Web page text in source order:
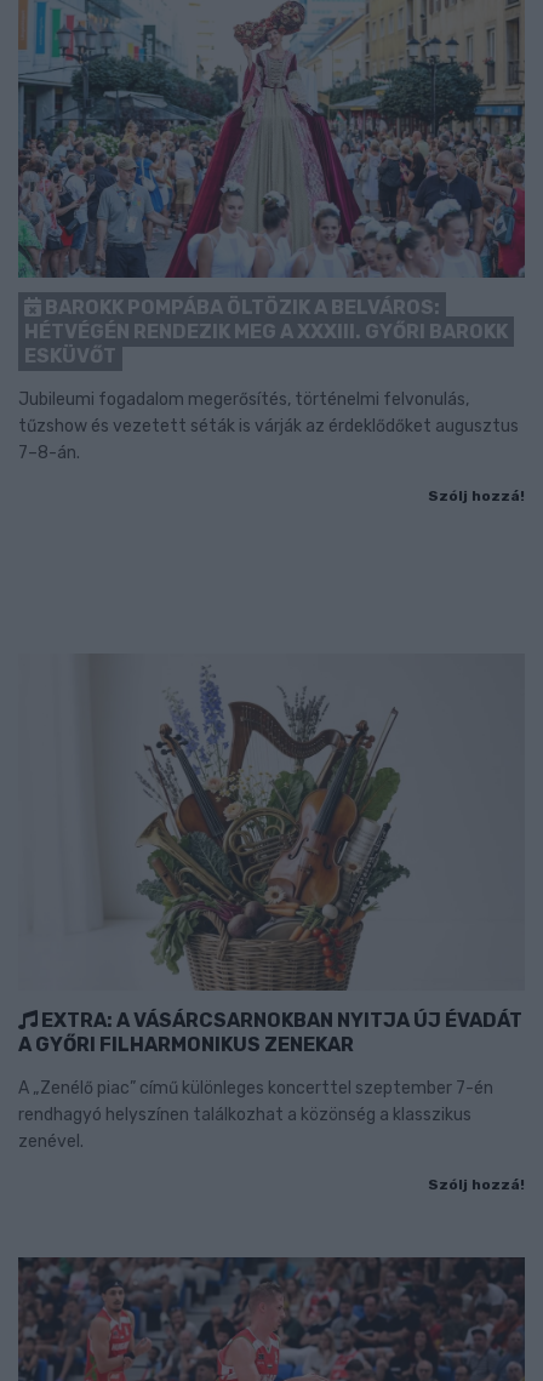
BAROKK POMPÁBA ÖLTÖZIK A BELVÁROS:
HÉTVÉGÉN RENDEZIK MEG A XXXIII. GYŐRI BAROKK
ESKÜVŐT
Jubileumi fogadalom megerősítés, történelmi felvonulás,
tűzshow és vezetett séták is várják az érdeklődőket augusztus
7–8-án.
Szólj hozzá!
EXTRA: A VÁSÁRCSARNOKBAN NYITJA ÚJ ÉVADÁT
A GYŐRI FILHARMONIKUS ZENEKAR
A „Zenélő piac” című különleges koncerttel szeptember 7-én
rendhagyó helyszínen találkozhat a közönség a klasszikus
zenével.
Szólj hozzá!